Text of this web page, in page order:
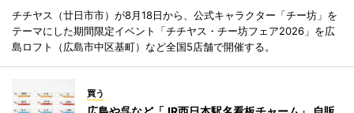
チチヤス（廿日市市）が8月18日から、公式キャラクター「チー坊」を
テーマにした期間限定イベント「チチヤス・チー坊フェア2026」を広
島ロフト（広島市中区基町）など全国5店舗で開催する。
買う